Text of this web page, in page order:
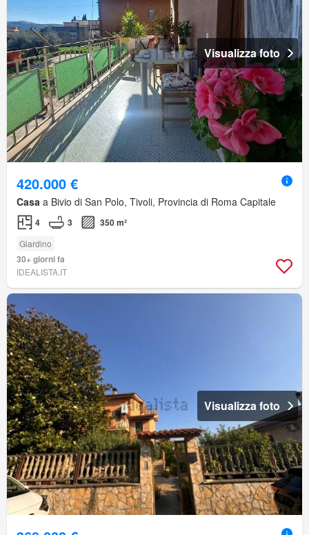
Visualizza foto
420.000 €
Casa a Bivio di San Polo, Tivoli, Provincia di Roma Capitale
4 3 350 m²
Giardino
30+ giorni fa
IDEALISTA.IT
Visualizza foto